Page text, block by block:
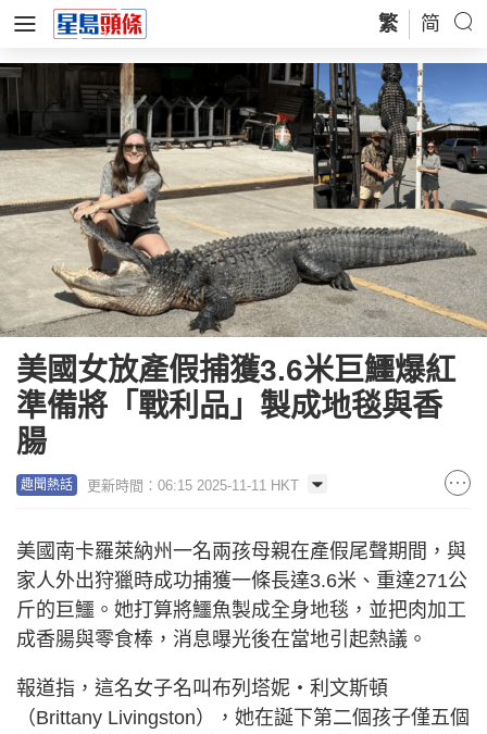
繁 简
美國女放產假捕獲3.6米巨鱷爆紅
準備將「戰利品」製成地毯與香
腸
趣聞熱話 更新時間：06:15 2025-11-11 HKT
美國南卡羅萊納州一名兩孩母親在產假尾聲期間，與
家人外出狩獵時成功捕獲一條長達3.6米、重達271公
斤的巨鱷。她打算將鱷魚製成全身地毯，並把肉加工
成香腸與零食棒，消息曝光後在當地引起熱議。
報道指，這名女子名叫布列塔妮・利文斯頓
（Brittany Livingston），她在誕下第二個孩子僅五個